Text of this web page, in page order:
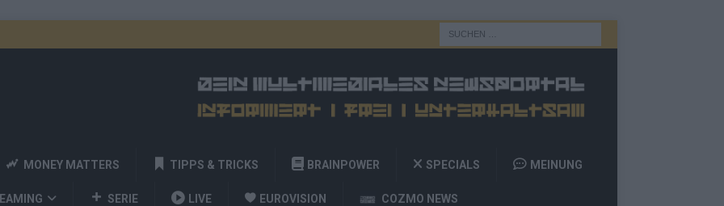
MONEY MATTERS TIPPS & TRICKS BRAINPOWER SPECIALS MEINUNG
SERIE LIVE EUROVISION COZMO NEWS